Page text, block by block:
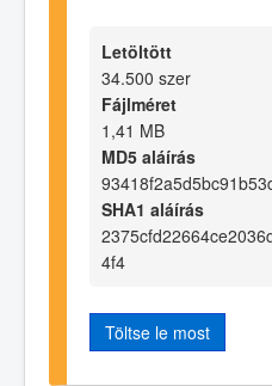
Letöltött
34.500 szer
Fájlméret
1,41 MB
MD5 aláírás
SHA1 aláírás
4f4
Töltse le most